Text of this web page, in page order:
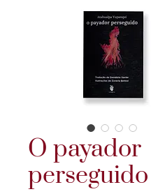
O payador
perseguido